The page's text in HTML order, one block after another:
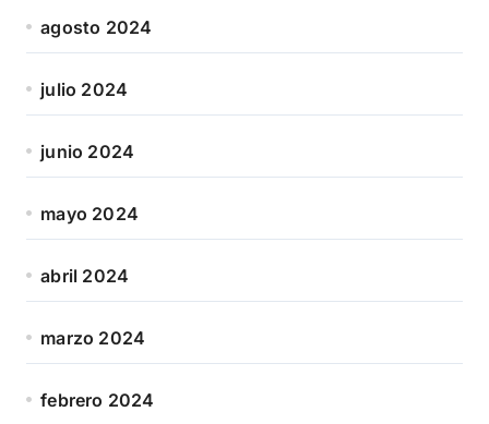
agosto 2024
julio 2024
junio 2024
mayo 2024
abril 2024
marzo 2024
febrero 2024